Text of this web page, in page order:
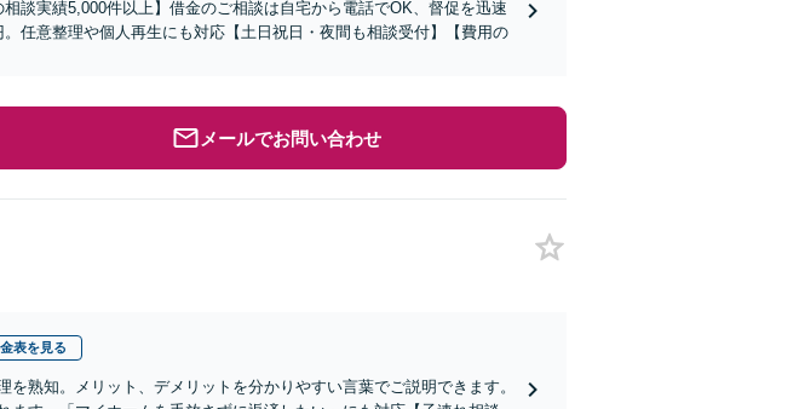
談実績5,000件以上】借金のご相談は自宅から電話でOK、督促を迅速
任意整理や個人再生にも対応【土日祝日・夜間も相談受付】【費用の
メールでお問い合わせ
表を見る
を熟知。メリット、デメリットを分かりやすい言葉でご説明できます。